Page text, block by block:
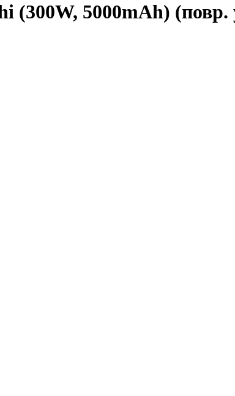
(300W, 5000mAh) (повр.